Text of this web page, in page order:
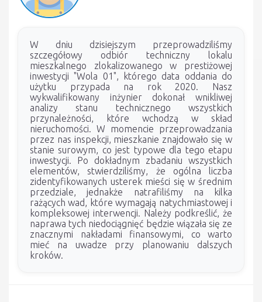
W dniu dzisiejszym przeprowadziliśmy
szczegółowy odbiór techniczny lokalu
mieszkalnego zlokalizowanego w prestiżowej
inwestycji "Wola 01", którego data oddania do
użytku przypada na rok 2020. Nasz
wykwalifikowany inżynier dokonał wnikliwej
analizy stanu technicznego wszystkich
przynależności, które wchodzą w skład
nieruchomości. W momencie przeprowadzania
przez nas inspekcji, mieszkanie znajdowało się w
stanie surowym, co jest typowe dla tego etapu
inwestycji. Po dokładnym zbadaniu wszystkich
elementów, stwierdziliśmy, że ogólna liczba
zidentyfikowanych usterek mieści się w średnim
przedziale, jednakże natrafiliśmy na kilka
rażących wad, które wymagają natychmiastowej i
kompleksowej interwencji. Należy podkreślić, że
naprawa tych niedociągnięć będzie wiązała się ze
znacznymi nakładami finansowymi, co warto
mieć na uwadze przy planowaniu dalszych
kroków.